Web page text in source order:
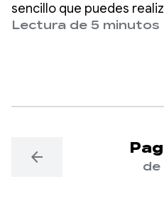
sencillo que puedes
rendimiento de tu app:
Lectura de 5 minutos
arrow_back de